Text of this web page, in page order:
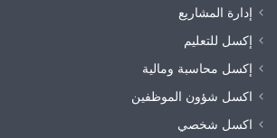
إدارة المشاريع
إكسل للتعليم
إكسل محاسبة ومالية
اكسل شؤون الموظفين
اكسل شخصي